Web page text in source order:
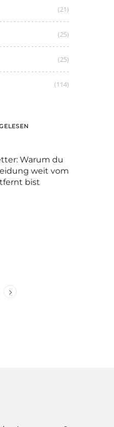
(21)
(25)
(25)
(114)
Warum du
weit vom
bist